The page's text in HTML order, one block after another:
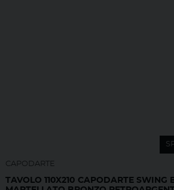
CAPODARTE
TAVOLO 110X210 CAPODARTE SWING